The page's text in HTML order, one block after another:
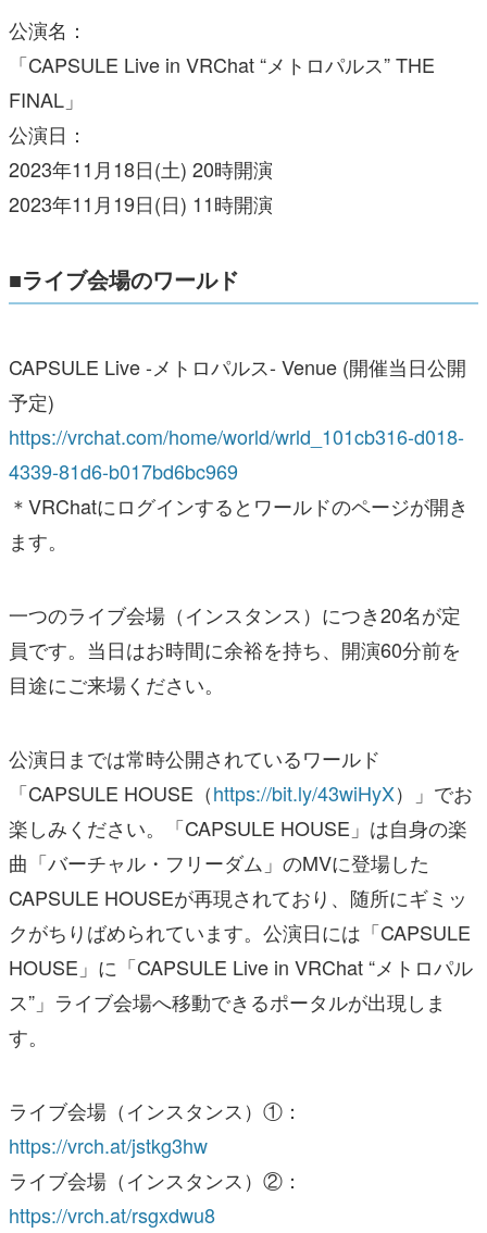
公演名：
「CAPSULE Live in VRChat “メトロパルス” THE
FINAL」
公演日：
2023年11月18日(土) 20時開演
2023年11月19日(日) 11時開演
■ライブ会場のワールド
CAPSULE Live -メトロパルス- Venue (開催当日公開
予定)
https://vrchat.com/home/world/wrld_101cb316-d018-
4339-81d6-b017bd6bc969
＊VRChatにログインするとワールドのページが開き
ます。
一つのライブ会場（インスタンス）につき20名が定
員です。当日はお時間に余裕を持ち、開演60分前を
目途にご来場ください。
公演日までは常時公開されているワールド
「CAPSULE HOUSE（https://bit.ly/43wiHyX）」でお
楽しみください。「CAPSULE HOUSE」は自身の楽
曲「バーチャル・フリーダム」のMVに登場した
CAPSULE HOUSEが再現されており、随所にギミッ
クがちりばめられています。公演日には「CAPSULE
HOUSE」に「CAPSULE Live in VRChat “メトロパル
ス”」ライブ会場へ移動できるポータルが出現しま
す。
ライブ会場（インスタンス）①：
https://vrch.at/jstkg3hw
ライブ会場（インスタンス）②：
https://vrch.at/rsgxdwu8